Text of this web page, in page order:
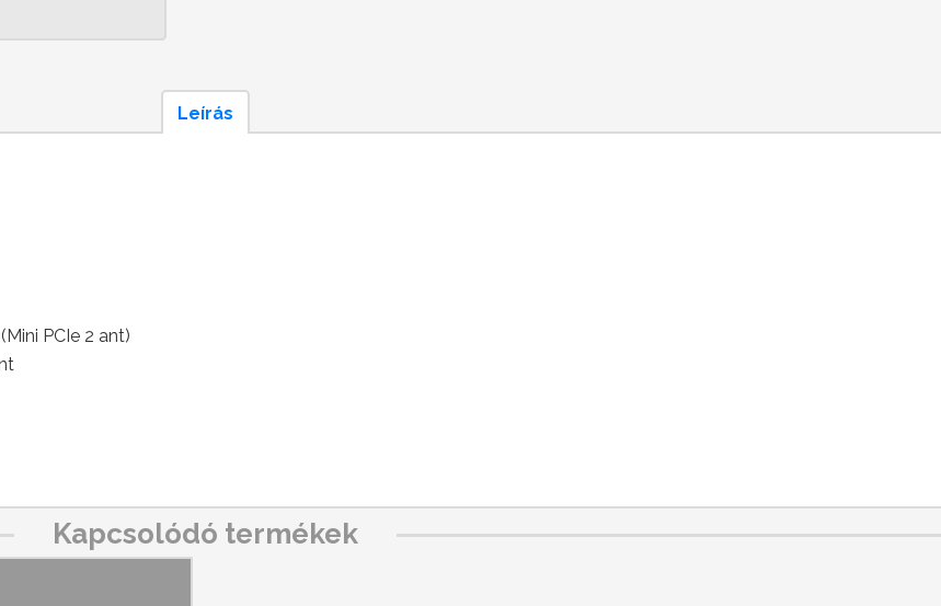
Leírás
PCIe 2 ant)
Kapcsolódó termékek